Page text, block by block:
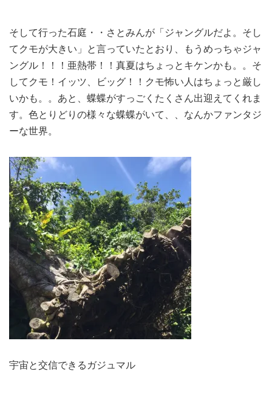
そして行った石庭・・さとみんが「ジャングルだよ。そし
てクモが大きい」と言っていたとおり、もうめっちゃジャ
ングル！！！亜熱帯！！真夏はちょっとキケンかも。。そ
してクモ！イッツ、ビッグ！！クモ怖い人はちょっと厳し
いかも。。あと、蝶蝶がすっごくたくさん出迎えてくれま
す。色とりどりの様々な蝶蝶がいて、、なんかファンタジ
ーな世界。
宇宙と交信できるガジュマル